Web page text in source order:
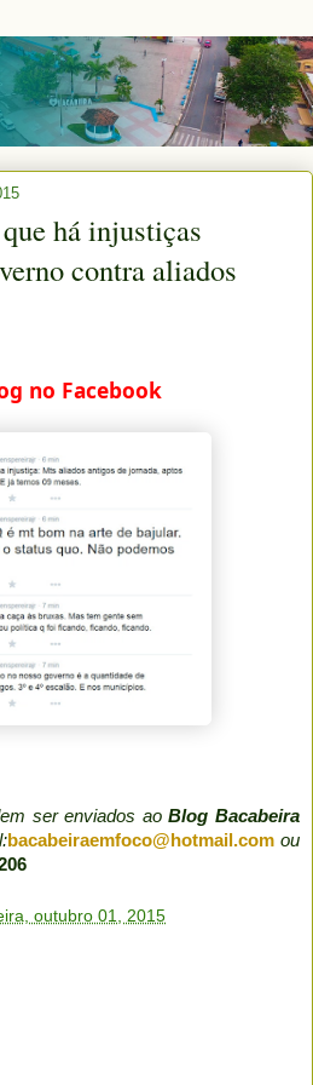
há injustiças
contra aliados
no Facebook
ser enviados aoBlog Bacabeira
bacabeiraemfoco@hotmail.com ou
outubro 01, 2015